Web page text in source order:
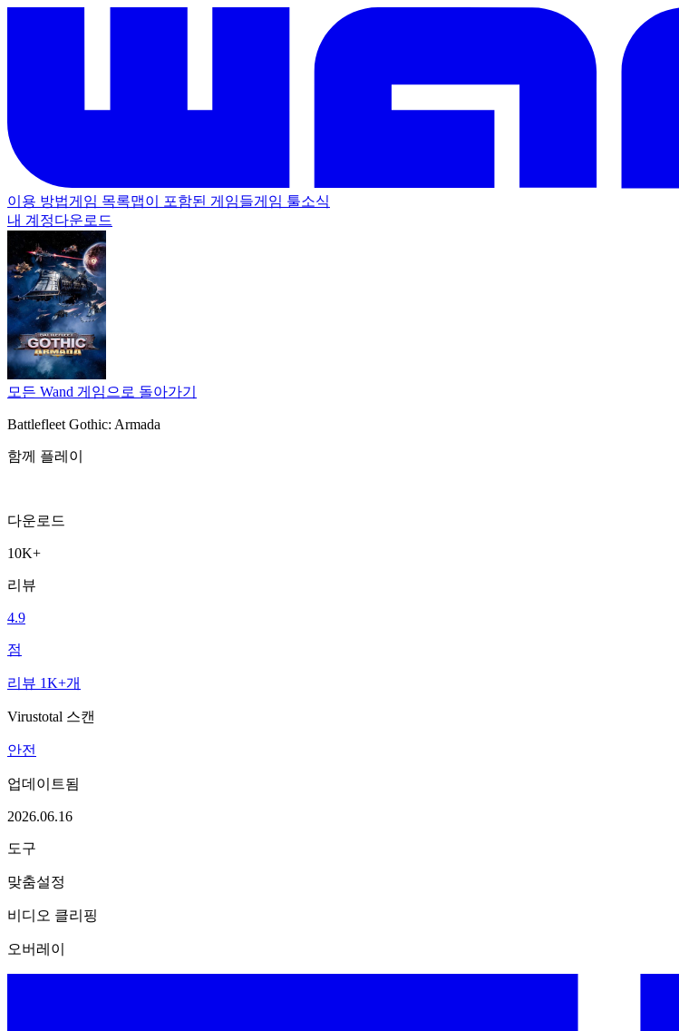
이용 방법게임 목록맵이 포함된 게임들게임 툴소식
내 계정다운로드
모든 Wand 게임으로 돌아가기
Battlefleet Gothic: Armada
함께 플레이
다운로드
10K+
리뷰
4.9
점
리뷰 1K+개
Virustotal 스캔
안전
업데이트됨
2026.06.16
도구
맞춤설정
비디오 클리핑
오버레이